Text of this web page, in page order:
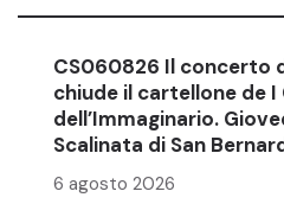
CS060826 Il concerto
chiude il cartellone de
dell’Immaginario.
Scalinata di San
6 agosto 2026